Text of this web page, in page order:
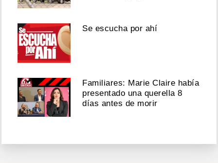
Se escucha por ahí
Familiares: Marie Claire había
presentado una querella 8
días antes de morir